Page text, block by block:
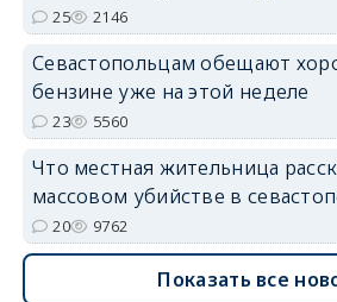
25 2146
Севастопольцам обещают
бензине уже на этой неделе
23 5560
Что местная жительница
массовом убийстве в
20 9762
Показать все